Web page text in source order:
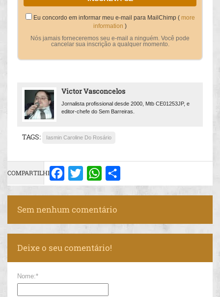
Eu concordo em informar meu e-mail para MailChimp ( more
information )
Nós jamais forneceremos seu e-mail a ninguém. Você pode
cancelar sua inscrição a qualquer momento.
Victor Vasconcelos
Jornalista profissional desde 2000, Mtb CE01253JP, e
editor-chefe do Sem Barreiras.
TAGS: Iasmin Caroline Do Rosário
COMPARTILHE: Facebook
Twitter WhatsApp
Sem nenhum comentário
Deixe o seu comentário!
Nome:*